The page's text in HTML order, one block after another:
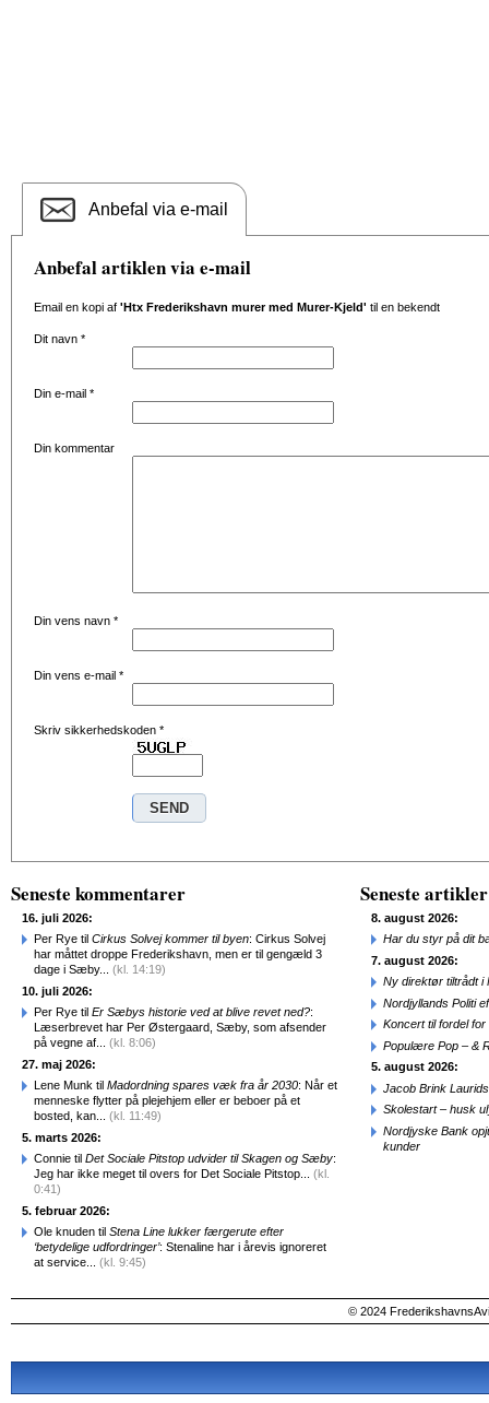
Anbefal via e-mail
Anbefal artiklen via e-mail
Email en kopi af 'Htx Frederikshavn murer med Murer-Kjeld' til en bekendt
Dit navn *
Din e-mail *
Din kommentar
Din vens navn *
Din vens e-mail *
Skriv sikkerhedskoden *
Seneste kommentarer
16. juli 2026:
Per Rye til Cirkus Solvej kommer til byen: Cirkus Solvej
har måttet droppe Frederikshavn, men er til gengæld 3
dage i Sæby... (kl. 14:19)
10. juli 2026:
Per Rye til Er Sæbys historie ved at blive revet ned?:
Læserbrevet har Per Østergaard, Sæby, som afsender
på vegne af... (kl. 8:06)
27. maj 2026:
Lene Munk til Madordning spares væk fra år 2030: Når et
menneske flytter på plejehjem eller er beboer på et
bosted, kan... (kl. 11:49)
5. marts 2026:
Connie til Det Sociale Pitstop udvider til Skagen og Sæby:
Jeg har ikke meget til overs for Det Sociale Pitstop... (kl.
0:41)
5. februar 2026:
Ole knuden til Stena Line lukker færgerute efter
‘betydelige udfordringer’: Stenaline har i årevis ignoreret
at service... (kl. 9:45)
Seneste artikler
8. august 2026:
Har du styr på dit
7. august 2026:
Ny direktør tiltrådt i
Nordjyllands Politi
Koncert til fordel
Populære Pop – &
5. august 2026:
Jacob Brink
Skolestart – husk
Nordjyske Bank
kunder
© 2024